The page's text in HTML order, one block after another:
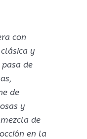
con
y
de
de
y
de
en la